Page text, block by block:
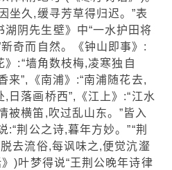
坐久,缓寻芳草得归迟。”表
阴先生壁》中“一水护田将
奇而自然。《钟山即事》:
》:“墙角数枝梅,凌寒独自
来”,《南浦》:“南浦随花去,
日落画桥西”,《江上》:“江水
被横笛,吹过乱山东。”皆入
荆公之诗,暮年方妙。”“荆
去流俗,每讽味之,便觉沆瀣
)叶梦得说“王荆公晚年诗律